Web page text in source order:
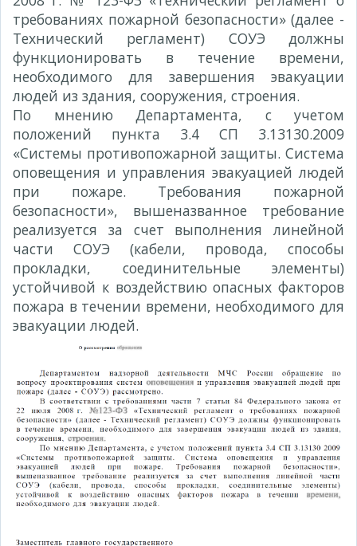
требованиях пожарной безопасности» (далее -
Технический регламент) СОУЭ должны
функционировать в течение времени,
необходимого для завершения эвакуации
людей из здания, сооружения, строения.
По мнению Департамента, с учетом
положений пункта 3.4 СП 3.13130.2009
«Системы противопожарной защиты. Система
оповещения и управления эвакуацией людей
при пожаре. Требования пожарной
безопасности», вышеназванное требование
реализуется за счет выполнения линейной
части СОУЭ (кабели, провода, способы
прокладки, соединительные элементы)
устойчивой к воздействию опасных факторов
пожара в течении времени, необходимого для
эвакуации людей.